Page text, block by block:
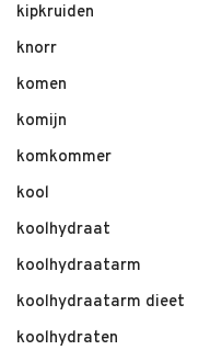
kipkruiden
knorr
komen
komijn
komkommer
kool
koolhydraat
koolhydraatarm
koolhydraatarm dieet
koolhydraten